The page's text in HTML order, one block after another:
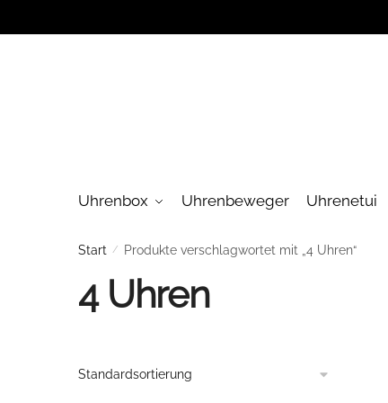
to
to
Uhrenbox Uhrenbeweger Uhrenetui
Start / Produkte verschlagwortet mit „4 Uhren“
4 Uhren